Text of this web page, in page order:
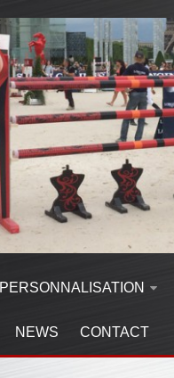
PERSONNALISATION
NEWS CONTACT